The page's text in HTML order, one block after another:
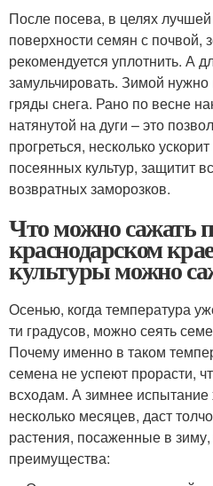
После посева, в целях
поверхности семян с почвой,
рекомендуется уплотнить. А
замульчировать. Зимой нужно
гряды снега. Рано по весне
натянутой на дуги – это
прогреться, несколько
посеянных культур, защитит
возвратных заморозков.
Что можно сажать
краснодарском
культуры можно
Осенью, когда температура
ти градусов, можно сеять
Почему именно в таком
семена не успеют прорасти,
всходам. А зимнее
несколько месяцев, даст
растения, посаженные в
преимущества: